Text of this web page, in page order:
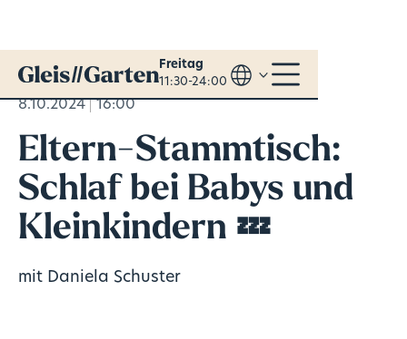
Freitag
11:30-24:00
8.10.2024 16:00
Eltern-Stammtisch:
Schlaf bei Babys und
Kleinkindern 💤
mit Daniela Schuster